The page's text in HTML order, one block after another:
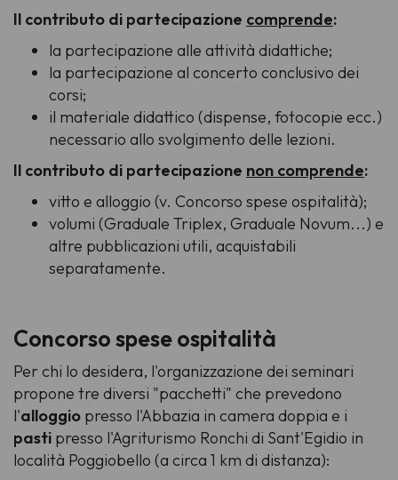
Il contributo di partecipazione comprende:
la partecipazione alle attività didattiche;
la partecipazione al concerto conclusivo dei
corsi;
il materiale didattico (dispense, fotocopie ecc.)
necessario allo svolgimento delle lezioni.
Il contributo di partecipazione non comprende:
vitto e alloggio (v. Concorso spese ospitalità);
volumi (Graduale Triplex, Graduale Novum...) e
altre pubblicazioni utili, acquistabili
separatamente.
Concorso spese ospitalità
Per chi lo desidera, l'organizzazione dei seminari
propone tre diversi "pacchetti" che prevedono
l'alloggio presso l'Abbazia in camera doppia e i
pasti presso l'Agriturismo Ronchi di Sant'Egidio in
località Poggiobello (a circa 1 km di distanza):